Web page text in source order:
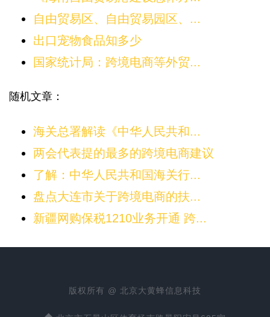
自由贸易区、自由贸易园区、...
出口宠物食品知多少
国家统计局：跨境电商等外贸...
随机文章：
海关总署解读《中华人民共和...
两会代表提的最多的跨境电商建议
了解：中华人民共和国海关行...
盘点大连市关于跨境电商的扶...
新疆网购保税1210业务开通 跨...
版权所有 @ 北京大黄蜂信息科技